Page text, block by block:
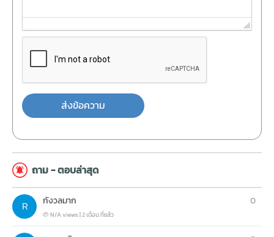
ส่งข้อความ
ถาม - ตอบล่าสุด
0
กังวลมาก
N/A views |2 เดือน ที่แล้ว